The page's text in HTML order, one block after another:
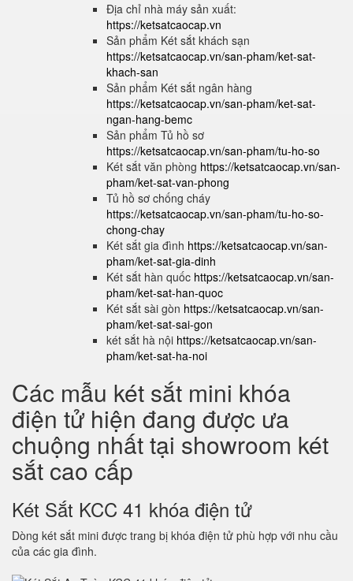
Địa chỉ nhà máy sản xuất:
https://ketsatcaocap.vn
Sản phẩm Két sắt khách sạn
https://ketsatcaocap.vn/san-pham/ket-sat-
khach-san
Sản phẩm Két sắt ngân hàng
https://ketsatcaocap.vn/san-pham/ket-sat-
ngan-hang-bemc
Sản phẩm Tủ hồ sơ
https://ketsatcaocap.vn/san-pham/tu-ho-so
Két sắt văn phòng https://ketsatcaocap.vn/san-
pham/ket-sat-van-phong
Tủ hồ sơ chống cháy
https://ketsatcaocap.vn/san-pham/tu-ho-so-
chong-chay
Két sắt gia đình https://ketsatcaocap.vn/san-
pham/ket-sat-gia-dinh
Két sắt hàn quốc https://ketsatcaocap.vn/san-
pham/ket-sat-han-quoc
Két sắt sài gòn https://ketsatcaocap.vn/san-
pham/ket-sat-sai-gon
két sắt hà nội https://ketsatcaocap.vn/san-
pham/ket-sat-ha-noi
Các mẫu két sắt mini khóa
điện tử hiện đang được ưa
chuộng nhất tại showroom két
sắt cao cấp
Két Sắt KCC 41 khóa điện tử
Dòng két sắt mini được trang bị khóa điện tử phù hợp với nhu cầu
của các gia đình.